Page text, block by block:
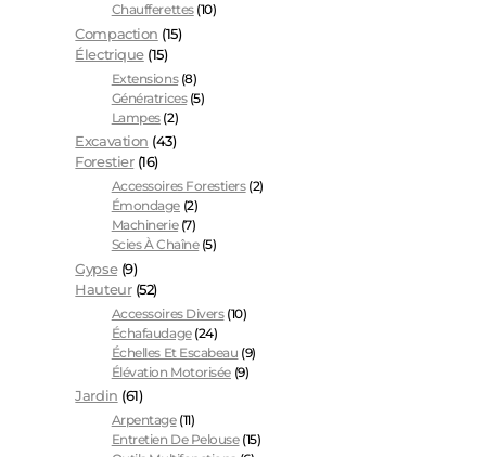
Chaufferettes (10)
Compaction (15)
Électrique (15)
Extensions (8)
Génératrices (5)
Lampes (2)
Excavation (43)
Forestier (16)
Accessoires Forestiers (2)
Émondage (2)
Machinerie (7)
Scies À Chaîne (5)
Gypse (9)
Hauteur (52)
Accessoires Divers (10)
Échafaudage (24)
Échelles Et Escabeau (9)
Élévation Motorisée (9)
Jardin (61)
Arpentage (11)
Entretien De Pelouse (15)